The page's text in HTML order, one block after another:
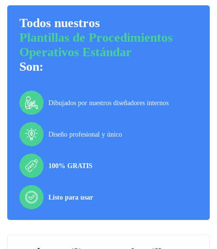
Todos nuestros
Plantillas de Procedimientos
Operativos Estándar
Son:
Dibujados por nuestros diseñadores internos
Diseño profesional y único
100% GRATIS
Listo para usar